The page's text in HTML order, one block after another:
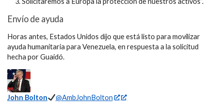
Envío de ayuda
Horas antes, Estados Unidos dijo que está listo para movilizar
ayuda humanitaria para Venezuela, en respuesta a la solicitud
hecha por Guaidó.
John Bolton @AmbJohnBolton